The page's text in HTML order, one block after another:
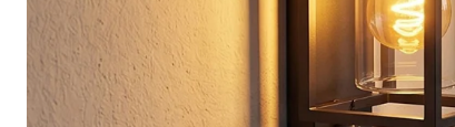
Sie mögen vielleicht auch